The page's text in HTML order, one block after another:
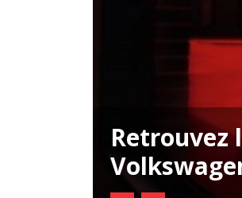
Retrouvez